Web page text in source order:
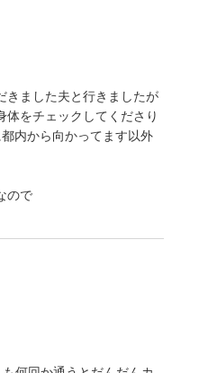
きました夫と行きましたが
をチェックしてくださり
内から向かってます以外
ので